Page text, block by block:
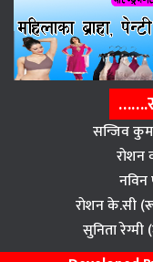
सन्जिव
राेशन
राेशन के.सी
सुनिता